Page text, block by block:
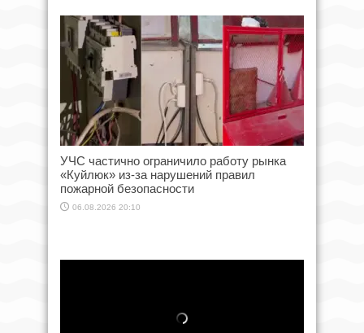
УЧС частично ограничило работу рынка
«Куйлюк» из-за нарушений правил
пожарной безопасности
06.08.2026 20:10